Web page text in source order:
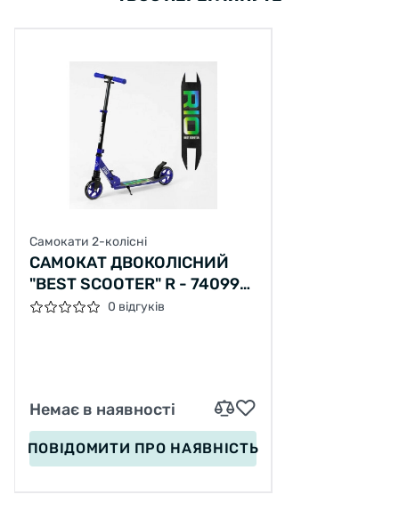
Самокати 2-колісні
САМОКАТ ДВОКОЛІСНИЙ
"BEST SCOOTER" R - 74099
КОЛЕСА PU 145ММ
0 відгуків
Немає в наявності
ПОВІДОМИТИ ПРО НАЯВНІСТЬ